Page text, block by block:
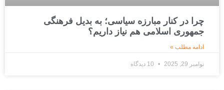
چرا در کنار مبارزه سیاسی؛ به بدیل فرهنگی
جمهوری اسلامی هم نیاز داریم؟
ادامه مطلب »
نوامبر 29, 2025